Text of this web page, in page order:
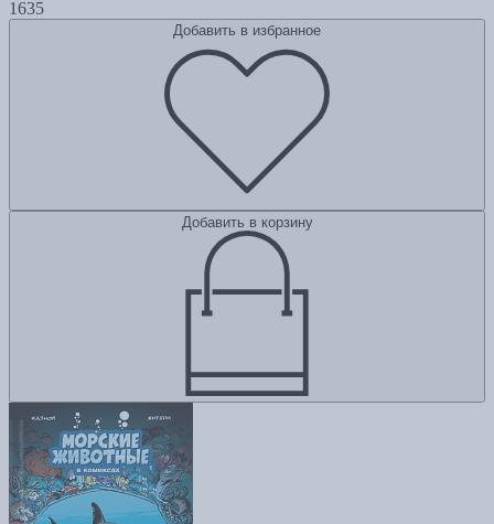
1635
Добавить в избранное
Добавить в корзину